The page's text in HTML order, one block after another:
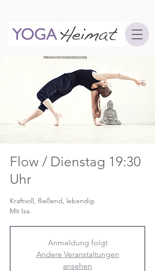
Flow / Dienstag 19:30
Uhr
Kraftvoll, fließend, lebendig.
Mit Isa.
Anmeldung folgt
Andere Veranstaltungen
ansehen